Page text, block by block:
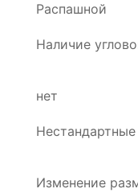
Распашной
Наличие
нет
Изменение